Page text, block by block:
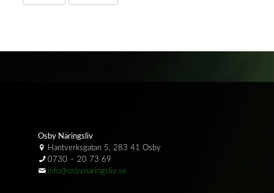
Osby Näringsliv
Hantverksgatan 5, 283 41 Osby
0730 – 20 73 69
info@osbynaringsliv.se